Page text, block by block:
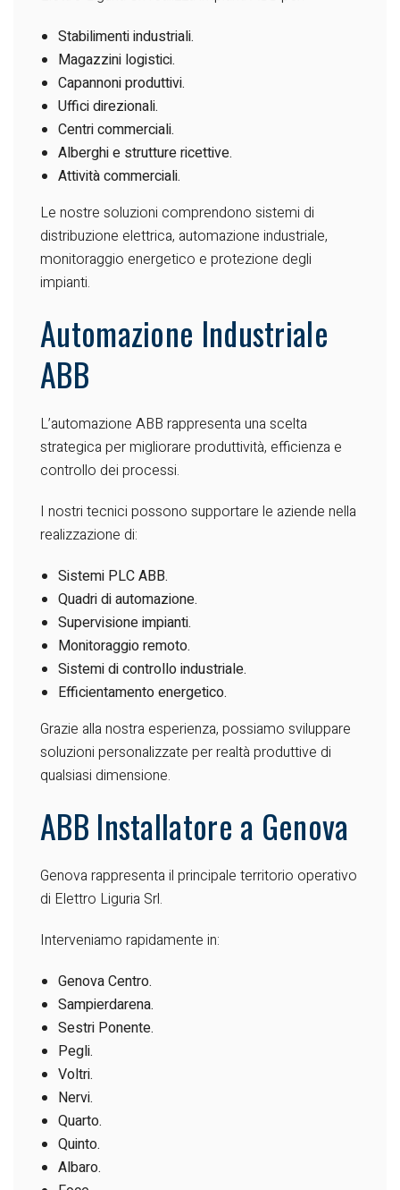
Stabilimenti industriali.
Magazzini logistici.
Capannoni produttivi.
Uffici direzionali.
Centri commerciali.
Alberghi e strutture ricettive.
Attività commerciali.
Le nostre soluzioni comprendono sistemi di
distribuzione elettrica, automazione industriale,
monitoraggio energetico e protezione degli
impianti.
Automazione Industriale
ABB
L’automazione ABB rappresenta una scelta
strategica per migliorare produttività, efficienza e
controllo dei processi.
I nostri tecnici possono supportare le aziende nella
realizzazione di:
Sistemi PLC ABB.
Quadri di automazione.
Supervisione impianti.
Monitoraggio remoto.
Sistemi di controllo industriale.
Efficientamento energetico.
Grazie alla nostra esperienza, possiamo sviluppare
soluzioni personalizzate per realtà produttive di
qualsiasi dimensione.
ABB Installatore a Genova
Genova rappresenta il principale territorio operativo
di Elettro Liguria Srl.
Interveniamo rapidamente in:
Genova Centro.
Sampierdarena.
Sestri Ponente.
Pegli.
Voltri.
Nervi.
Quarto.
Quinto.
Albaro.